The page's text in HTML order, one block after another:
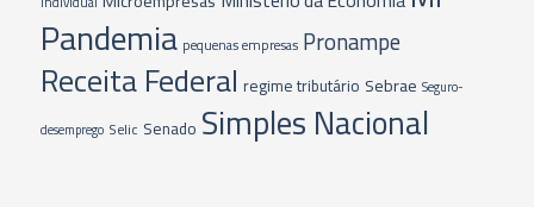
Pandemia pequenas empresas Pronampe
Receita Federal regime tributário Sebrae Seguro-
desemprego Selic Senado Simples Nacional